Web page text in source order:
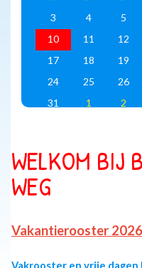
3
4 5
10
11 12
17
18 19
24
25 26
31
1 2
WELKOM BIJ
WEG
Vakantierooster
Vakrooster en vrije